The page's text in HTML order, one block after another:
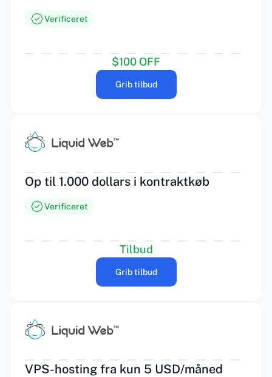
Verificeret
$100 OFF
Grib tilbud
Op til 1.000 dollars i kontraktkøb
Verificeret
Tilbud
Grib tilbud
VPS-hosting fra kun 5 USD/måned